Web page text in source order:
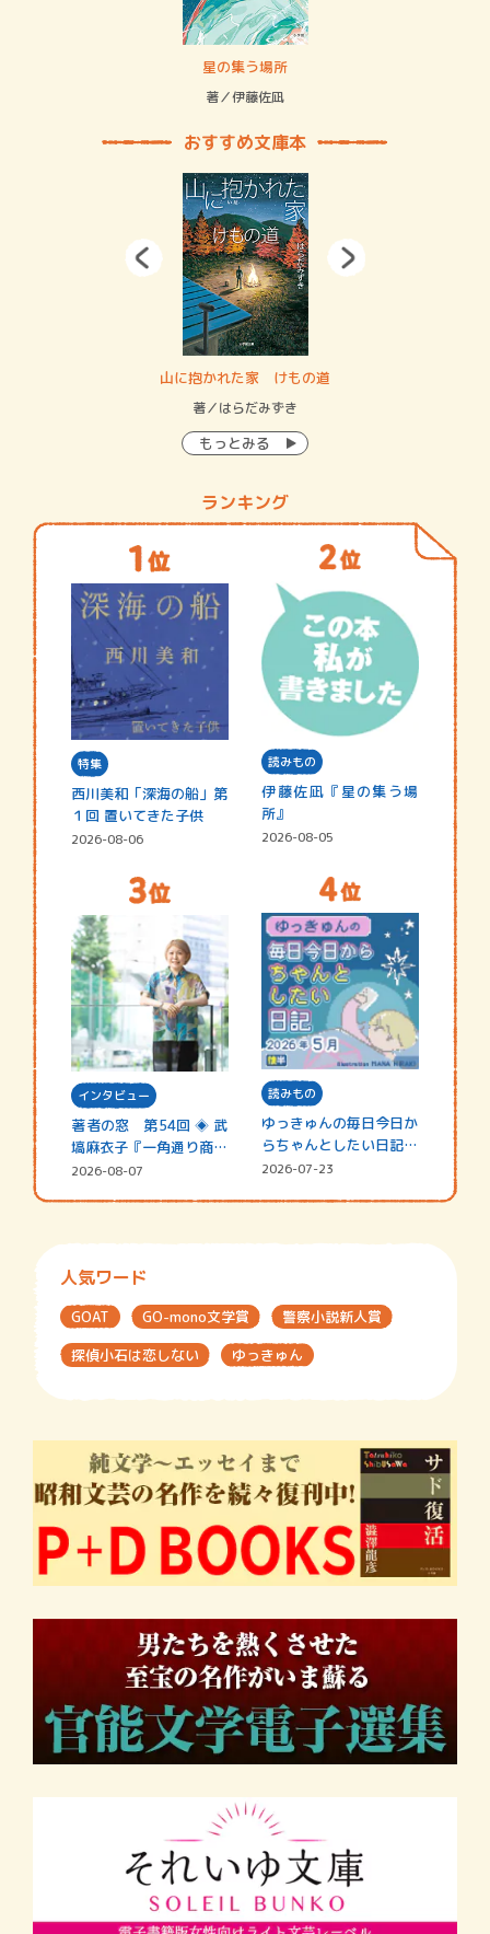
星の集う場所
著／伊藤佐凪
おすすめ文庫本
山に抱かれた家 けもの道
著／はらだみずき
もっとみる
ランキング
特集
西川美和「深海の船」第
１回 置いてきた子供
2026-08-06
読みもの
伊藤佐凪『星の集う場
所』
2026-08-05
インタビュー
著者の窓 第54回 ◈ 武
塙麻衣子『一角通り商店
街の…
2026-08-07
読みもの
ゆっきゅんの毎日今日か
らちゃんとしたい日記
☆202…
2026-07-23
人気ワード
GOAT GO-mono文学賞
警察小説新人賞
探偵小石は恋しない
ゆっきゅん